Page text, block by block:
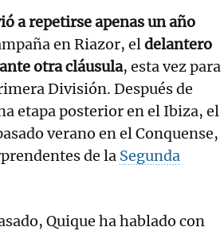
a repetirse apenas un año
en Riazor, eldelantero
otra cláusula, esta vez para
División. Después de
etapa posterior en el Ibiza, el
verano en el Conquense,
de la Segunda
Quique ha hablado con